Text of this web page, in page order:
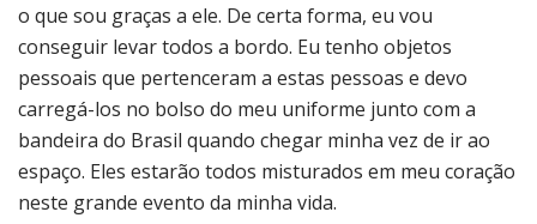
o que sou graças a ele. De certa forma, eu vou
conseguir levar todos a bordo. Eu tenho objetos
pessoais que pertenceram a estas pessoas e devo
carregá-los no bolso do meu uniforme junto com a
bandeira do Brasil quando chegar minha vez de ir ao
espaço. Eles estarão todos misturados em meu coração
neste grande evento da minha vida.